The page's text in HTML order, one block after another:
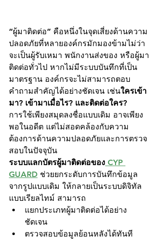
“ผู้มาติดต่อ” คือหนึ่งในจุดเสี่ยงด้านความ
ปลอดภัยที่หลายองค์กรมักมองข้ามไม่ว่า
จะเป็นผู้รับเหมา พนักงานส่งของ หรือผู้มา
ติดต่อทั่วไป หากไม่มีระบบบันทึกที่เป็น
มาตรฐาน องค์กรจะไม่สามารถตอบ
คำถามสำคัญได้อย่างชัดเจน เช่นใครเข้า
มา? เข้ามาเมื่อไร? และติดต่อใคร?
การใช้เพียงสมุดลงชื่อแบบเดิม อาจเพียง
พอในอดีต แต่ไม่สอดคล้องกับความ
ต้องการด้านความปลอดภัยและการตรวจ
สอบในปัจจุบัน
ระบบแลกบัตรผู้มาติดต่อของ CYP
GUARD ช่วยยกระดับการบันทึกข้อมูล
จากรูปแบบเดิม ให้กลายเป็นระบบดิจิทัล
แบบเรียลไทม์ สามารถ
แยกประเภทผู้มาติดต่อได้อย่าง
ชัดเจน
ตรวจสอบข้อมูลย้อนหลังได้ทันที